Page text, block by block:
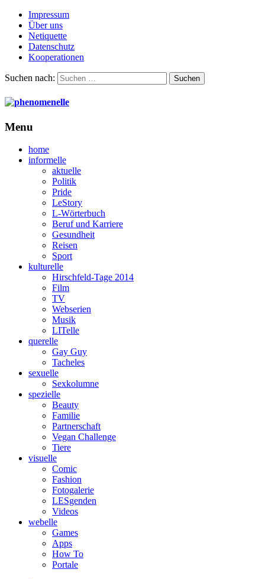
Impressum
Über uns
Netiquette
Datenschutz
Kooperationen
Suchen nach:
Menu
home
informelle
aktuelle
Politik
Pride
LeStory
L-Wörterbuch
Beruf und Karriere
Gesundheit
Reisen
Sport
kulturelle
Hirschfeld-Tage 2014
Film
TV
Webserien
Musik
LITelle
querelle
Gay Guy
Tacheles
sexuelle
Sexkolumne
spezielle
Beauty
Familie
Partnerschaft
Vegan Challenge
Tiere
visuelle
Comic
Fashion
Fotogalerie
LESgenden
Videos
webelle
Games
Apps
How To
Portale